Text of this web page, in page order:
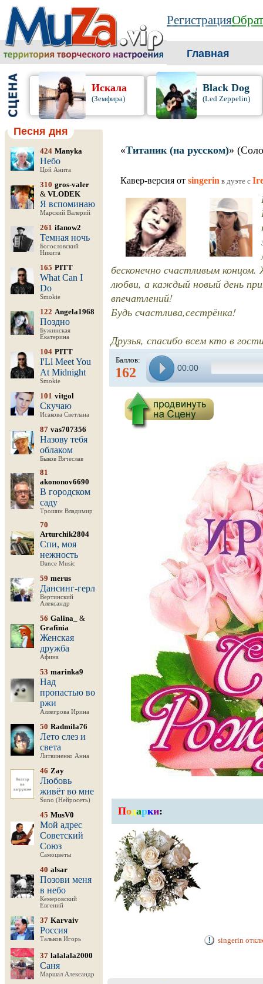
Регистрация
Главная
Искала
(Земфира)
Black Dog
(Led Zeppelin)
Песня дня
424 Manyka
Небо
Цой Анита
310 gros-valer
& VLODEK
Я вспоминаю
Марский Валерий
261 ifanow2
Темная ночь
Богословский
Никита
165 PITT
What Can I
Do
Smokie
122 Angela1968
Поздно
Бужинская
Екатерина
104 PITT
I'Ll Meet You
At Midnight
Smokie
101 vitgol
Скучаю
Исакова Светлана
87 vas707356
Назову тебя
облаком
Быков Вячеслав
81
akononov6690
В городском
саду
Трошин Владимир
70
Arturchik2804
Спи, моя
нежность
Dance Music
59 merus
Дансинг-герл
Вертинский
Александр
56 Galina_
&
Grafinia
Женская
дружба
Афина
53 marinka9
Над
пропастью во
ржи
Аллегрова Ирина
50 Radmila76
Лето слез и
света
Литвиненко Анна
46 Zay
Любовь
живёт во мне
Suno (Нейросеть)
45 MusV0
Мой адрес
Советский
Союз
Самоцветы
40 alsar
Позови меня
в небо
Кемеровский
Евгений
37 Karvaiv
Россия
Тальков Игорь
37 lalalala2000
Саня
Маршал Александр
«Титаник (на русском)»
Кавер-версия от singerin в дуэте c
бесконечно счастливым
любви, а каждый новый день
впечатлений!
Будь счастлива,сестрёнка!
Друзья, спасибо всем кто в
Баллов:
162 00:00
Подарки:
singerin